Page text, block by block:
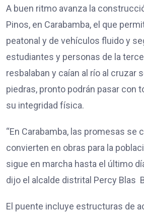
A buen ritmo avanza la
Pinos, en Carabamba, el que
peatonal y de vehículos fluido y
estudiantes y personas de la
resbalaban y caían al río al cruzar
piedras, pronto podrán pasar con
su integridad física.
“En Carabamba, las promesas se
convierten en obras para la
sigue en marcha hasta el último
dijo el alcalde distrital Percy Blas
El puente incluye estructuras de